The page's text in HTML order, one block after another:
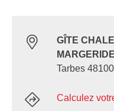
GÎTE
MARGERIDE
Tarbes
Calculez